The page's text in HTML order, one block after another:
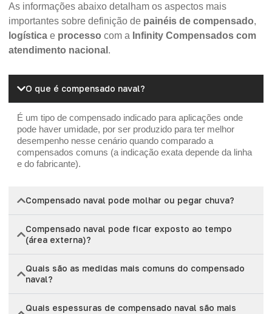
As informações abaixo detalham os aspectos mais
importantes sobre definição de painéis de compensado,
logística e processo com a Infinity Compensados com
atendimento nacional .
O que é compensado naval?
É um tipo de compensado indicado para aplicações onde
pode haver umidade, por ser produzido para ter melhor
desempenho nesse cenário quando comparado a
compensados comuns (a indicação exata depende da linha
e do fabricante).
Compensado naval pode molhar ou pegar chuva?
Compensado naval pode ficar exposto ao tempo
(área externa)?
Quais são as medidas mais comuns do compensado
naval?
Quais espessuras de compensado naval são mais